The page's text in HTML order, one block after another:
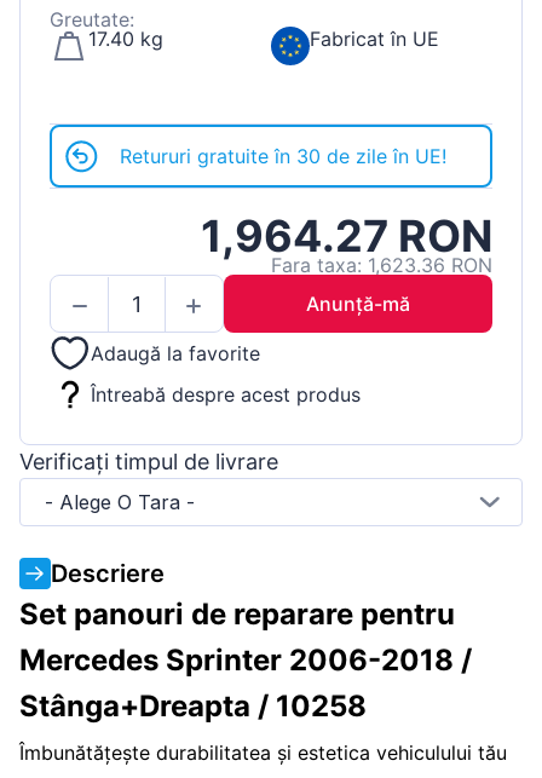
Greutate:
17.40 kg
Fabricat în UE
Retururi gratuite în 30 de zile în UE!
1,964.27 RON
Fara taxa: 1,623.36 RON
Anunță-mă
Adaugă la favorite
Întreabă despre acest produs
Verificați timpul de livrare
- Alege O Tara -
Descriere
Set panouri de reparare pentru
Mercedes Sprinter 2006-2018 /
Stânga+Dreapta / 10258
Îmbunătățește durabilitatea și estetica vehiculului tău